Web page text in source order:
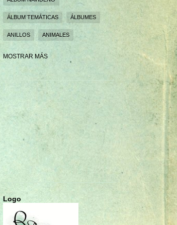
ÁLBUM TEMÁTICAS ÁLBUMES
ANILLOS ANIMALES
BODAS BROCHES
CAJA EXPLOSIVA
CAJAS PERSONALIZADAS
CHARMS COLGANTES
COMUNIÓN CUADERNOS A5
CUMPLEAÑOS DECOUPAGE
DIARIO SECRETO DIARIOS
ESTRELLA FOTO ALBUM
FOTOGRAFÍA
HAUL DE COMPRAS INFANTIL
MOSTRAR MÁS
Logo